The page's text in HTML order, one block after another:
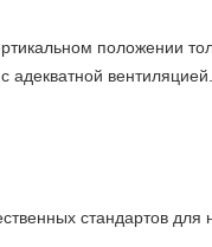
положении
адекватной
стандартов